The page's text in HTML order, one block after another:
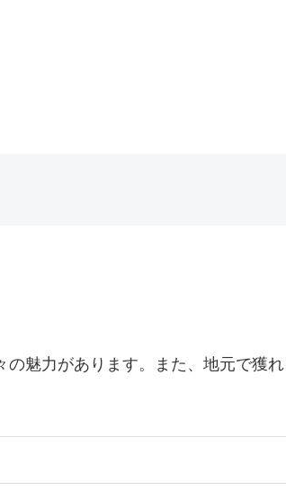
の魅力があります。また、地元で獲